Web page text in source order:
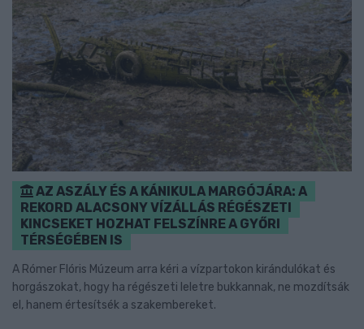
AZ ASZÁLY ÉS A KÁNIKULA MARGÓJÁRA: A
REKORD ALACSONY VÍZÁLLÁS RÉGÉSZETI
KINCSEKET HOZHAT FELSZÍNRE A GYŐRI
TÉRSÉGÉBEN IS
A Rómer Flóris Múzeum arra kéri a vízpartokon kirándulókat és
horgászokat, hogy ha régészeti leletre bukkannak, ne mozdítsák
el, hanem értesítsék a szakembereket.